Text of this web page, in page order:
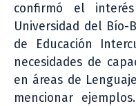
confirmó el
Universidad del
de Educación
necesidades de
en áreas de
mencionar